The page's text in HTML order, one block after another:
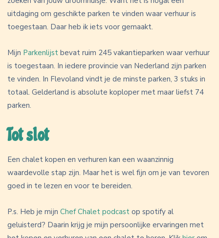
uitdaging om geschikte parken te vinden waar verhuur is
toegestaan. Daar heb ik iets voor gemaakt.
Mijn Parkenlijst bevat ruim 245 vakantieparken waar verhuur
is toegestaan. In iedere provincie van Nederland zijn parken
te vinden. In Flevoland vindt je de minste parken, 3 stuks in
totaal. Gelderland is absolute koploper met maar liefst 74
parken.
Tot slot
Een chalet kopen en verhuren kan een waanzinnig
waardevolle stap zijn. Maar het is wel fijn om je van tevoren
goed in te lezen en voor te bereiden.
P.s. Heb je mijn Chef Chalet podcast op spotify al
geluisterd? Daarin krijg je mijn persoonlijke ervaringen met